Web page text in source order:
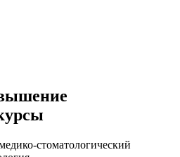
стоматологический